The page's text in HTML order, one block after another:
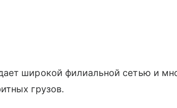
широкой филиальной сетью и
грузов.